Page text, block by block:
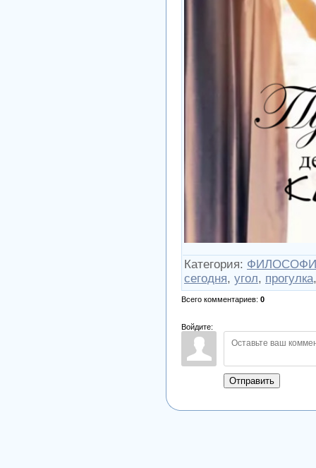
Категория:
сегодня, угол, прогулка
Всего комментариев: 0
Войдите:
Отправить